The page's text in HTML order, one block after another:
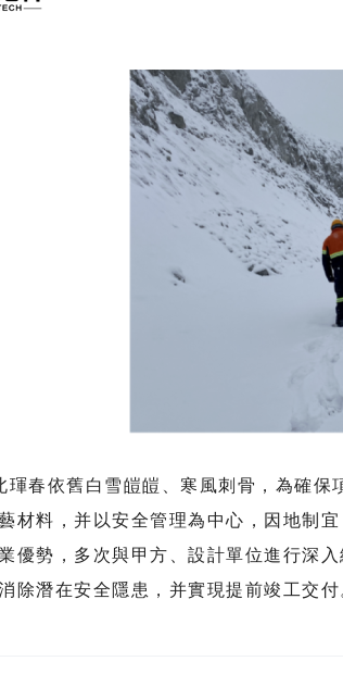
琿春依舊白雪皚皚、寒風刺骨，為確
材料，并以安全管理為中心，因地制
優勢，多次與甲方、設計單位進行深
除潛在安全隱患，并實現提前竣工交付